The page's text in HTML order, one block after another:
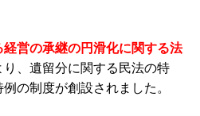
営の承継の円滑化に関する法
、遺留分に関する民法の特
の制度が創設されました。